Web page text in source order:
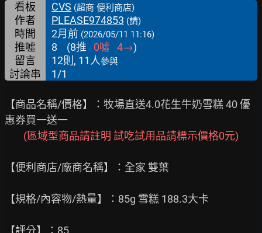
看板 CVS (超商 便利商店)
作者 PLEASE974853 (請)
時間 2月前 (2026/05/11 11:16)
推噓 8 (8推 0噓 4→)
留言
12則, 11人參與
討論串 1/1
【商品名稱/價格】：牧場直送4.0花生牛奶雪糕 40 優
惠券買一送一
(區域型商品請註明 試吃試用品請標示價格0元)
【便利商店/廠商名稱】：全家 雙葉
【規格/內容物/熱量】：85g 雪糕 188.3大卡